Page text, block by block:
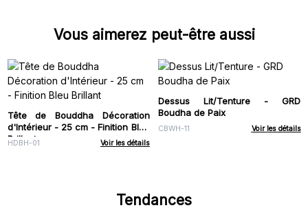
Vous aimerez peut-être aussi
Tête de Bouddha Décoration
d'Intérieur - 25 cm - Finition Bleu
Brillant
HDBH-01 Voir les détails
Dessus Lit/Tenture - GRD
Boudha de Paix
CBWH-11 Voir les détails
Tendances